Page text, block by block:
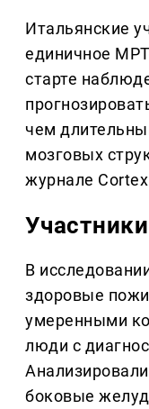
Итальянские
единичное
старте
чем
мозговых
журнале
В
здоровые
умеренными
люди с
боковые